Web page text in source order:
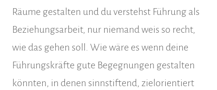
Räume gestalten und du verstehst Führung als
Beziehungsarbeit, nur niemand weis so recht,
wie das gehen soll. Wie wäre es wenn deine
Führungskräfte gute Begegnungen gestalten
könnten, in denen sinnstiftend, zielorientiert